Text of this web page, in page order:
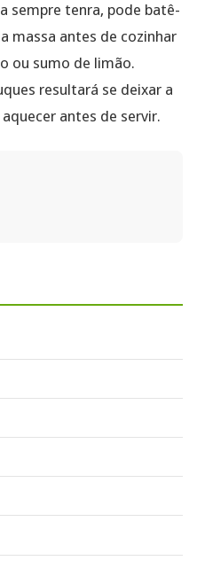
sempre tenra, pode batê-
massa antes de cozinhar
ou sumo de limão.
resultará se deixar a
antes de servir.